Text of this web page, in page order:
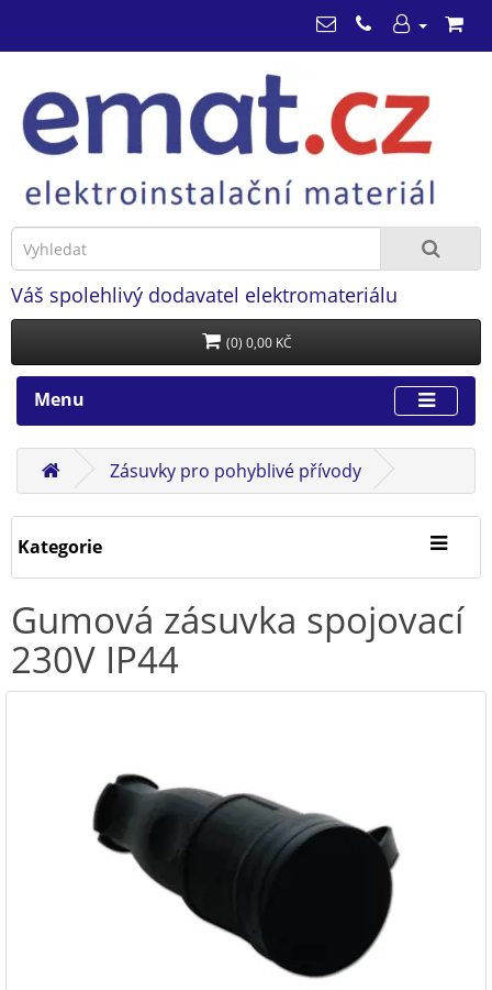
Váš spolehlivý dodavatel elektromateriálu
(0) 0,00 KČ
Menu
Zásuvky pro pohyblivé přívody
Kategorie
Gumová zásuvka spojovací
230V IP44